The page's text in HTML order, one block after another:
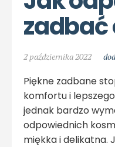
zadbać
2 października 2022
Piękne zadbane
komfortu i
jednak bardzo
odpowiednich
miękka i delikatna.